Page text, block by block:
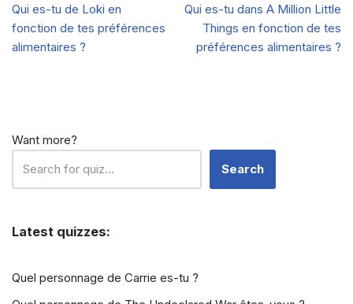
Qui es-tu de Loki en
fonction de tes préférences
alimentaires ?
Qui es-tu dans A Million Little
Things en fonction de tes
préférences alimentaires ?
Want more?
Search
Latest quizzes:
Quel personnage de Carrie es-tu ?